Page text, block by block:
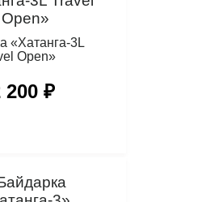
«Хатанга-3L
Open»
200 ₽